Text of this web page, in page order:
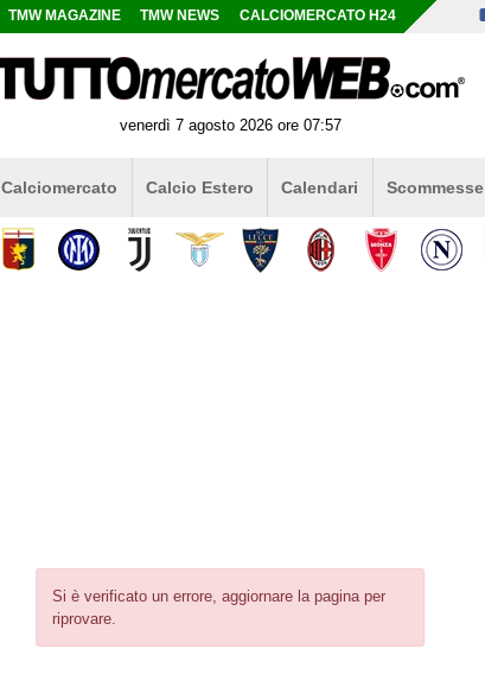
Si è verificato un errore, aggiornare la pagina per
riprovare.
TMW MAGAZINE TMW NEWS CALCIOMERCATO H24
venerdì 7 agosto 2026 ore 07:57
Calciomercato Calcio Estero Calendari Scommesse